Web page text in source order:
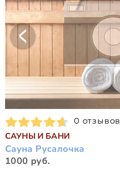
0 отзывов
САУНЫ И БАНИ
Сауна Русалочка
1000 руб.